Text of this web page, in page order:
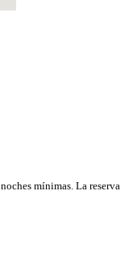
mínimas. La reserva